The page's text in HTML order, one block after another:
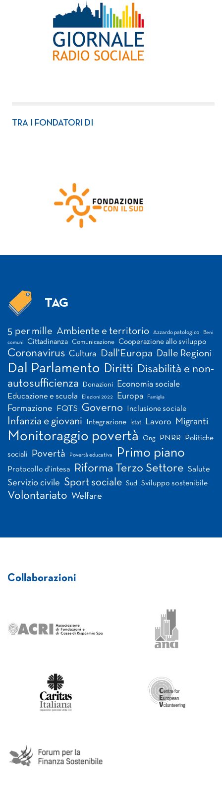
TRA I FONDATORI DI
TAG
5 per mille Ambiente e territorio Azzardo patologico Beni
comuni Cittadinanza Comunicazione Cooperazione allo sviluppo
Coronavirus Cultura Dall'Europa Dalle Regioni
Dal Parlamento Diritti Disabilità e non-
autosufficienza
Donazioni Economia sociale
Educazione e scuola Elezioni 2022 Europa Famiglia
Formazione FQTS Governo Inclusione sociale
Infanzia e giovani Integrazione Istat Lavoro Migranti
Monitoraggio povertà Ong PNRR Politiche
sociali Povertà Povertà educativa Primo piano
Protocollo d'intesa Riforma Terzo Settore Salute
Servizio civile Sport sociale Sud Sviluppo sostenibile
Volontariato Welfare
Collaborazioni